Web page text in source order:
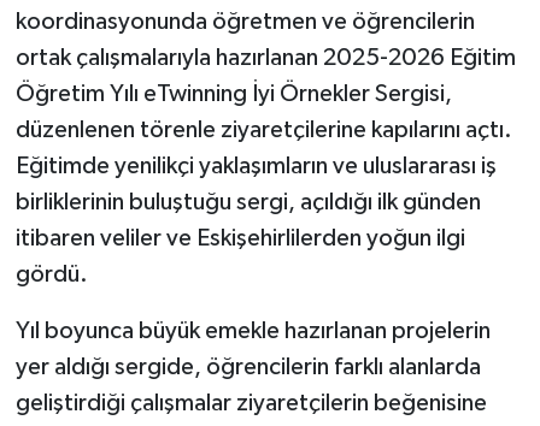
koordinasyonunda öğretmen ve öğrencilerin
ortak çalışmalarıyla hazırlanan 2025-2026 Eğitim
Öğretim Yılı eTwinning İyi Örnekler Sergisi,
düzenlenen törenle ziyaretçilerine kapılarını açtı.
Eğitimde yenilikçi yaklaşımların ve uluslararası iş
birliklerinin buluştuğu sergi, açıldığı ilk günden
itibaren veliler ve Eskişehirlilerden yoğun ilgi
gördü.
Yıl boyunca büyük emekle hazırlanan projelerin
yer aldığı sergide, öğrencilerin farklı alanlarda
geliştirdiği çalışmalar ziyaretçilerin beğenisine